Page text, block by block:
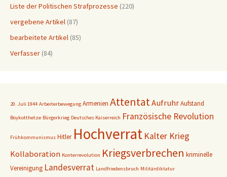
Liste der Politischen Strafprozesse (220)
vergebene Artikel (87)
bearbeitete Artikel (85)
Verfasser (84)
20. Juli 1944 Arbeiterbewegung Armenien AttentatAufruhrAufstand
Boykotthetze Bürgerkrieg Deutsches Kaiserreich Französische Revolution
Frühkommunismus Hitler Hochverrat Kalter Krieg
Kollaboration Konterrevolution Kriegsverbrechen kriminelle
Vereinigung Landesverrat Landfriedensbruch Militärdiktatur